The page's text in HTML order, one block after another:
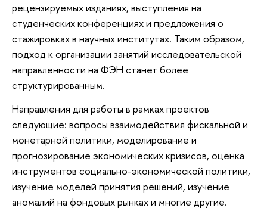
рецензируемых изданиях, выступления на
студенческих конференциях и предложения о
стажировках в научных институтах. Таким образом,
подход к организации занятий исследовательской
направленности на ФЭН станет более
структурированным.
Направления для работы в рамках проектов
следующие: вопросы взаимодействия фискальной и
монетарной политики, моделирование и
прогнозирование экономических кризисов, оценка
инструментов социально-экономической политики,
изучение моделей принятия решений, изучение
аномалий на фондовых рынках и многие другие.